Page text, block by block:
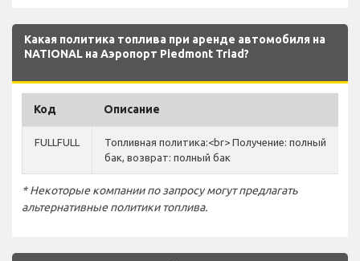
Какая политика топлива при аренде автомобиля на
NATIONAL на Аэропорт Piedmont Triad?
Код Описание
FULLFULL
Топливная политика:<br> Получение: полный
бак, возврат: полный бак
* Некоторые компании по запросу могут предлагать
альтернативные политики топлива.